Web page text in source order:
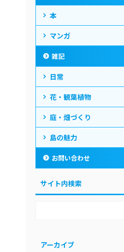
本
マンガ
雑記
日常
花・観葉植物
庭・畑づくり
島の魅力
お問い合わせ
サイト内検索
アーカイブ